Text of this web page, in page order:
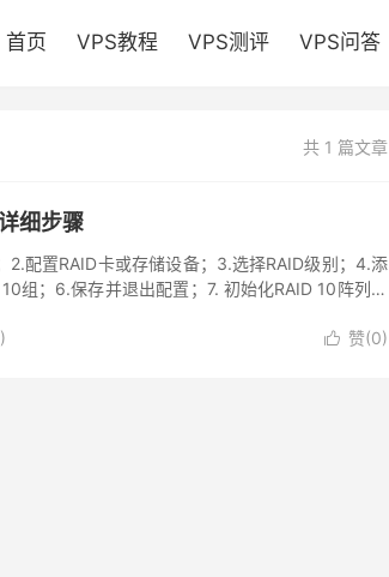
首页 VPS教程 VPS测评 VPS问答
共 1 篇文章
细步骤
2.配置RAID卡或存储设备；3.选择RAID级别；4.添
组；6.保存并退出配置；7. 初始化RAID 10阵列。
 赞(0)